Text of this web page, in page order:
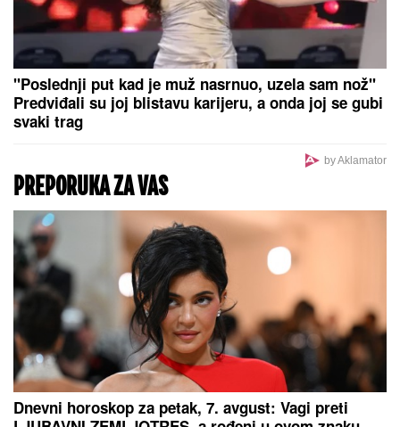
Prijave otvorene još
nekoliko dana, ovo su svi detalji